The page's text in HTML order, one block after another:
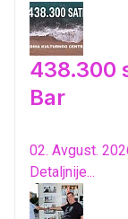
438.300
Bar
02. Avgust.
Detaljnije...